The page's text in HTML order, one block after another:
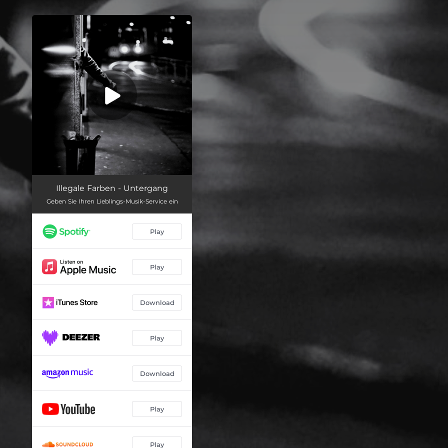
You're all set!
Untergang
Illegale Farben - Untergang
Geben Sie Ihren Lieblings-Musik-Service ein
Play
Play
Download
Play
Download
Play
Play